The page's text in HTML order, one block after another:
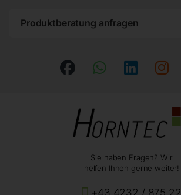
Produktberatung anfragen
Sie haben Fragen? Wir
helfen Ihnen gerne weiter!
+43 4232 / 875 22